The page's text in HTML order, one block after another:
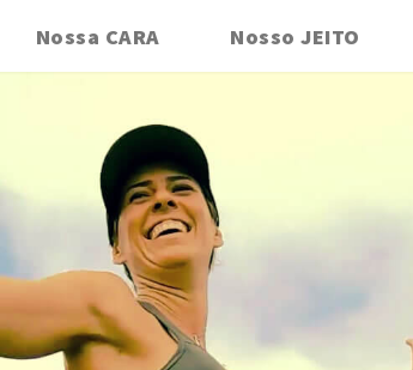
Nossa CARA Nosso JEITO